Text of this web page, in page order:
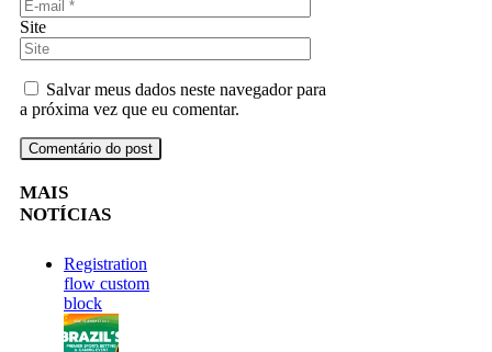
Site
Salvar meus dados neste navegador para
a próxima vez que eu comentar.
MAIS
NOTÍCIAS
Registration
flow custom
block